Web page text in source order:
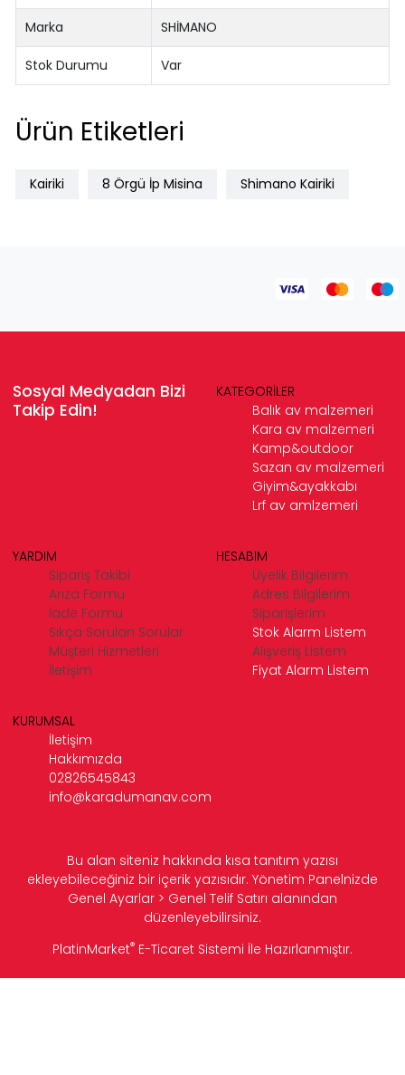
Marka SHİMANO
Stok Durumu Var
Ürün Etiketleri
Kairiki 8 Örgü İp Misina Shimano Kairiki
Sosyal Medyadan Bizi
Takip Edin!
KATEGORİLER
Balık av malzemeri
Kara av malzemeri
Kamp&outdoor
Sazan av malzemeri
Giyim&ayakkabı
Lrf av amlzemeri
YARDIM
Sipariş Takibi
Arıza Formu
İade Formu
Sıkça Sorulan Sorular
Müşteri Hizmetleri
İletişim
HESABIM
Üyelik Bilgilerim
Adres Bilgilerim
Siparişlerim
Stok Alarm Listem
Alışveriş Listem
Fiyat Alarm Listem
KURUMSAL
İletişim
Hakkımızda
02826545843
info@karadumanav.com
Bu alan siteniz hakkında kısa tanıtım yazısı
ekleyebileceğiniz bir içerik yazısıdır. Yönetim Panelnizde
Genel Ayarlar > Genel Telif Satırı alanından
düzenleyebilirsiniz.
PlatinMarket® E-Ticaret Sistemi İle Hazırlanmıştır.